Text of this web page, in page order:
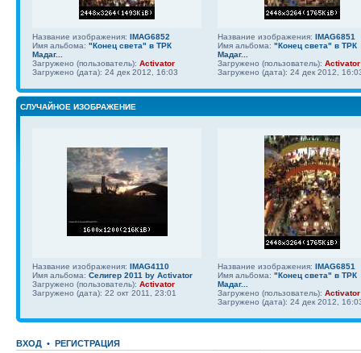
Название изображения: IMAG6852
Имя альбома: "Конец света" в ТРК
Мадаг...
Загружено (пользователь): Activator
Загружено (дата): 24 дек 2012, 16:03
Название изображения: IMAG6851
Имя альбома: "Конец света" в ТРК
Мадаг...
Загружено (пользователь): Activator
Загружено (дата): 24 дек 2012,
СЛУЧАЙНОЕ ИЗОБРАЖЕНИЕ
Название изображения: IMAG4110
Имя альбома: Селигер 2011 by Activator
Загружено (пользователь): Activator
Загружено (дата): 22 окт 2011, 23:01
Название изображения: IMAG6851
Имя альбома: "Конец света" в ТРК
Мадаг...
Загружено (пользователь): Activator
Загружено (дата): 24 дек 2012,
ВХОД • РЕГИСТРАЦИЯ